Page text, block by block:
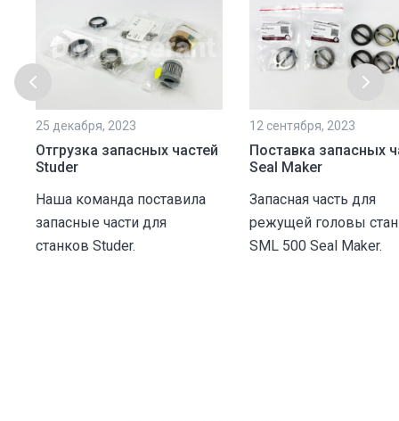
25 декабря, 2023
Отгрузка запасных частей
Studer
Наша команда поставила
запасные части для
станков Studer.
12 сентября, 2023
Поставка запасных
Seal Maker
Запасная часть для
режущей головы
SML 500 Seal Maker.